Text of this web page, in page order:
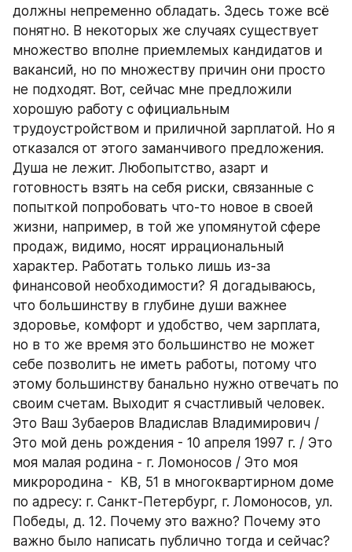
должны непременно обладать. Здесь тоже всё
понятно. В некоторых же случаях существует
множество вполне приемлемых кандидатов и
вакансий, но по множеству причин они просто
не подходят. Вот, сейчас мне предложили
хорошую работу с официальным
трудоустройством и приличной зарплатой. Но я
отказался от этого заманчивого предложения.
Душа не лежит. Любопытство, азарт и
готовность взять на себя риски, связанные с
попыткой попробовать что-то новое в своей
жизни, например, в той же упомянутой сфере
продаж, видимо, носят иррациональный
характер. Работать только лишь из-за
финансовой необходимости? Я догадываюсь,
что большинству в глубине души важнее
здоровье, комфорт и удобство, чем зарплата,
но в то же время это большинство не может
себе позволить не иметь работы, потому что
этому большинству банально нужно отвечать по
своим счетам. Выходит я счастливый человек.
Это Ваш Зубаеров Владислав Владимирович /
Это мой день рождения - 10 апреля 1997 г. / Это
моя малая родина - г. Ломоносов / Это моя
микрородина -  КВ, 51 в многоквартирном доме
по адресу: г. Санкт-Петербург, г. Ломоносов, ул.
Победы, д. 12. Почему это важно? Почему это
важно было написать публично тогда и сейчас?